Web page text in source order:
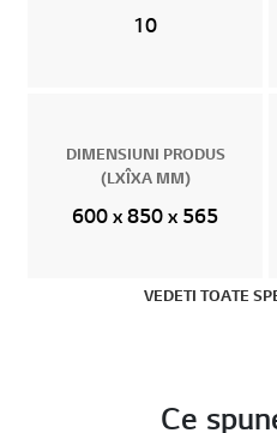
10
DIMENSIUNI PRODUS
(LXÎXA MM)
600 x 850 x 565
VEDETI TOATE
Ce